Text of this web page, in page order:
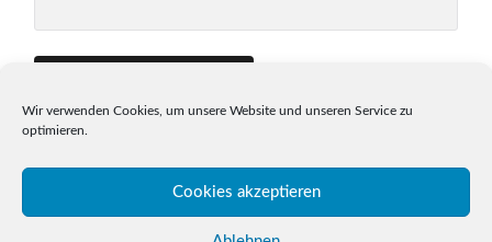
Wir verwenden Cookies, um unsere Website und unseren Service zu
optimieren.
Cookies akzeptieren